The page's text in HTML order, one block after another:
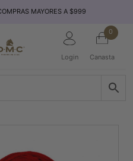
MAYORES A $999
Login
0
Canasta